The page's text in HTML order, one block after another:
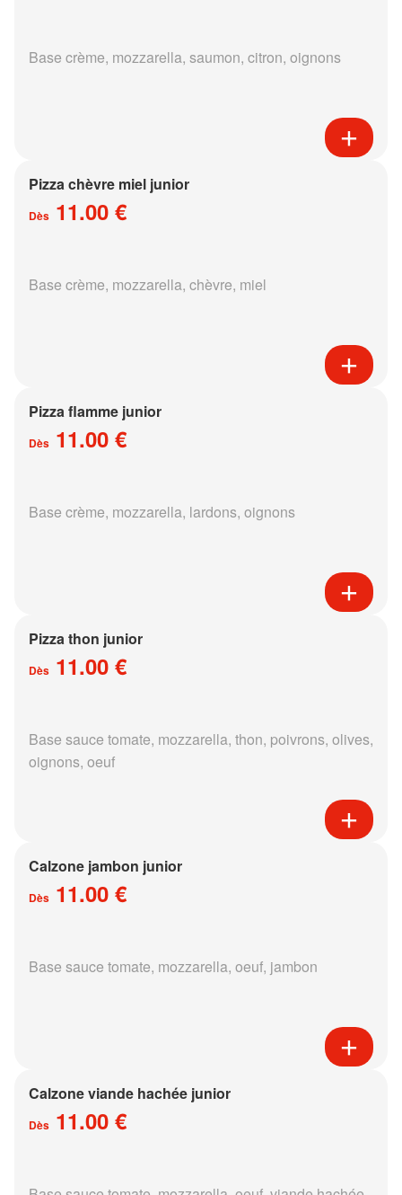
Base crème, mozzarella, saumon, citron, oignons
Pizza chèvre miel junior
Dès 11.00 €
Base crème, mozzarella, chèvre, miel
Pizza flamme junior
Dès 11.00 €
Base crème, mozzarella, lardons, oignons
Pizza thon junior
Dès 11.00 €
Base sauce tomate, mozzarella, thon, poivrons, olives,
oignons, oeuf
Calzone jambon junior
Dès 11.00 €
Base sauce tomate, mozzarella, oeuf, jambon
Calzone viande hachée junior
Dès 11.00 €